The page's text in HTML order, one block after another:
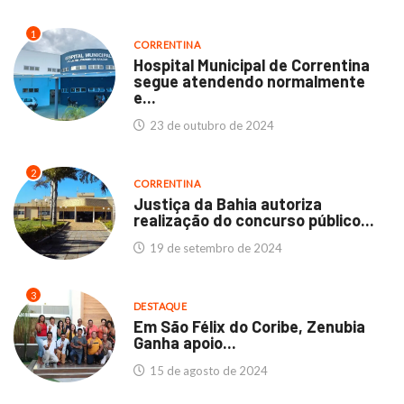
1
CORRENTINA
Hospital Municipal de Correntina
segue atendendo normalmente
e...
23 de outubro de 2024
2
CORRENTINA
Justiça da Bahia autoriza
realização do concurso público...
19 de setembro de 2024
3
DESTAQUE
Em São Félix do Coribe, Zenubia
Ganha apoio...
15 de agosto de 2024